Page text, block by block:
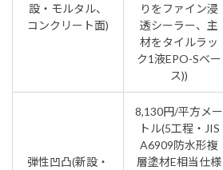
設・モルタル、
コンクリート面)
りをファイン浸
透シーラー、主
材をタイルラッ
ク1液EPO-Sベー
ス))
弾性凹凸(新設・
8,130円/平方メー
トル(5工程・JIS
A6909防水形複
層塗材E相当仕様